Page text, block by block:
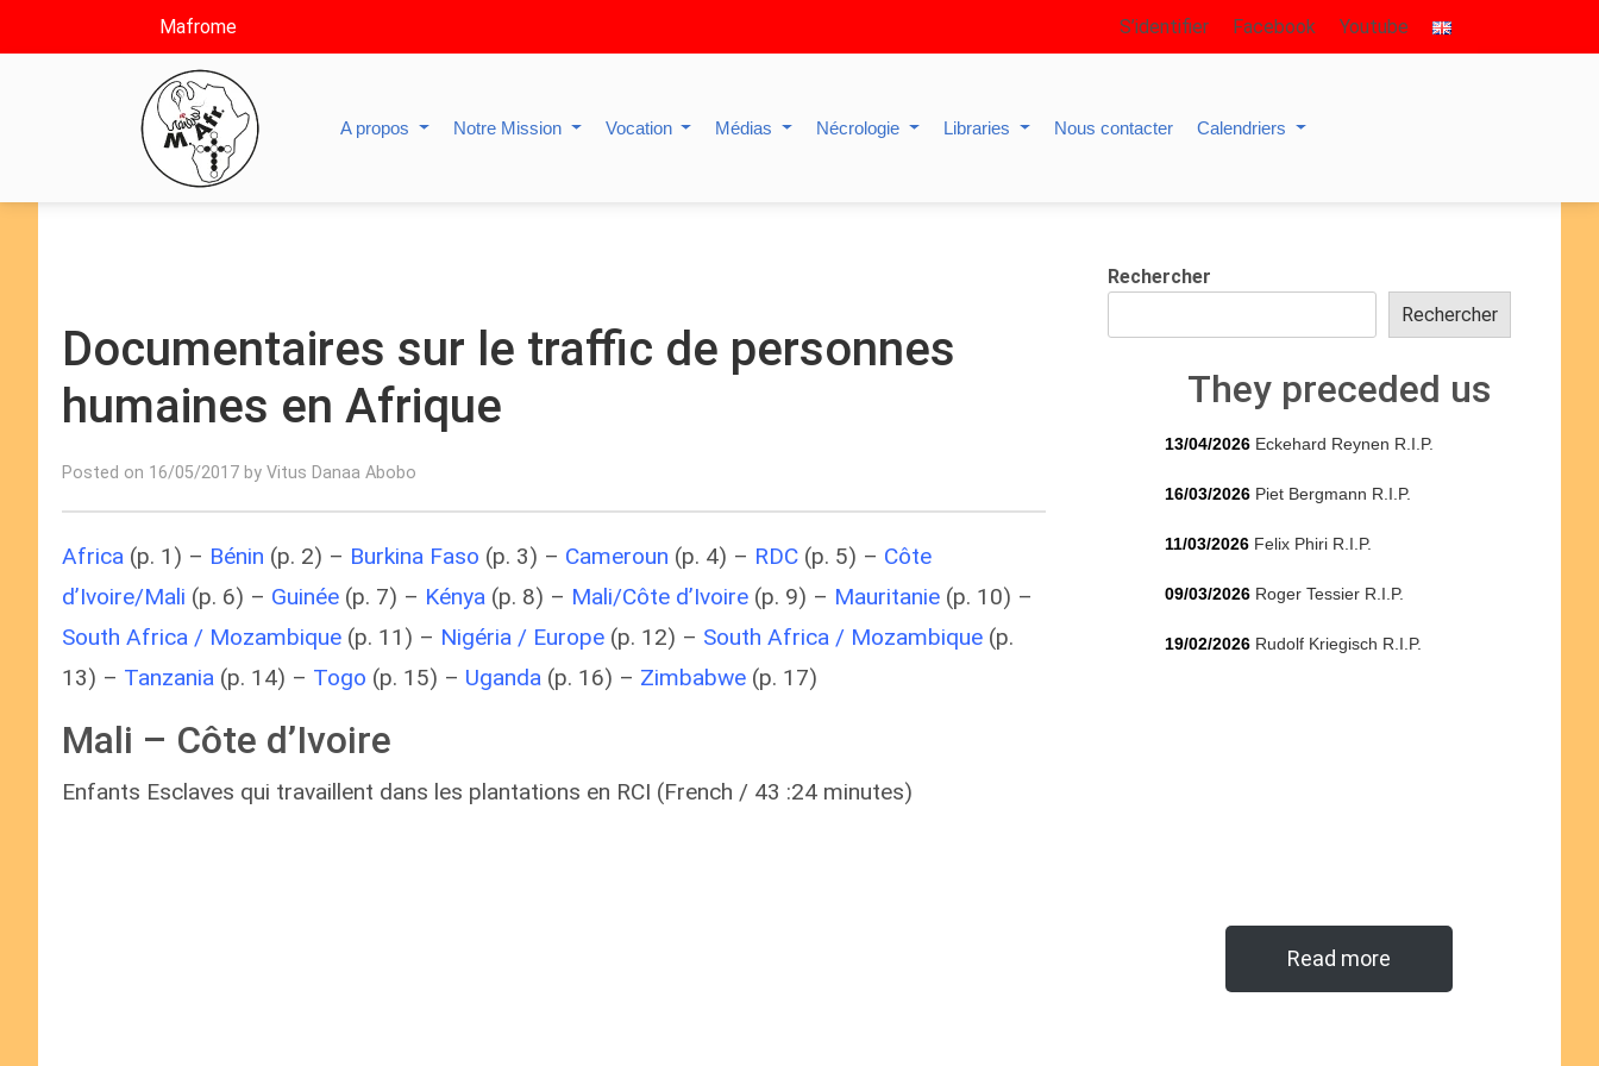
Mafrome S’identifier Facebook Youtube
A propos Notre Mission Vocation Médias Nécrologie Libraries Nous contacter Calendriers
Documentaires sur le traffic de personnes
humaines en Afrique
Posted on 16/05/2017 by Vitus Danaa Abobo
Africa (p. 1) – Bénin (p. 2) – Burkina Faso (p. 3) – Cameroun (p. 4) – RDC (p. 5) – Côte
d’Ivoire/Mali (p. 6) – Guinée (p. 7) – Kénya (p. 8) – Mali/Côte d’Ivoire (p. 9) – Mauritanie (p. 10) –
South Africa / Mozambique (p. 11) – Nigéria / Europe (p. 12) – South Africa / Mozambique (p.
13) – Tanzania (p. 14) – Togo (p. 15) – Uganda (p. 16) – Zimbabwe (p. 17)
Mali – Côte d’Ivoire
Enfants Esclaves qui travaillent dans les plantations en RCI (French / 43 :24 minutes)
Rechercher
Rechercher
They preceded us
13/04/2026 Eckehard Reynen R.I.P.
16/03/2026 Piet Bergmann R.I.P.
11/03/2026 Felix Phiri R.I.P.
09/03/2026 Roger Tessier R.I.P.
19/02/2026 Rudolf Kriegisch R.I.P.
Read more